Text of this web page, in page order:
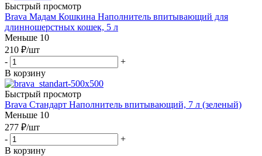
Быстрый просмотр
Brava Мадам Кошкина Наполнитель впитывающий для
длинношерстных кошек, 5 л
Меньше 10
210 ₽/шт
-
+
В корзину
Быстрый просмотр
Brava Стандарт Наполнитель впитывающий, 7 л (зеленый)
Меньше 10
277 ₽/шт
-
+
В корзину